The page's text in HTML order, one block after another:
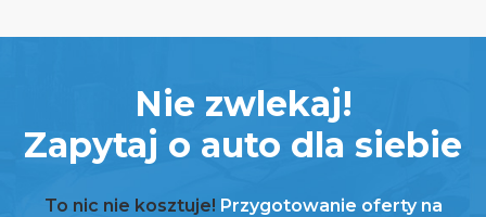
Nie zwlekaj!
Zapytaj o auto dla siebie
To nic nie kosztuje! Przygotowanie oferty na